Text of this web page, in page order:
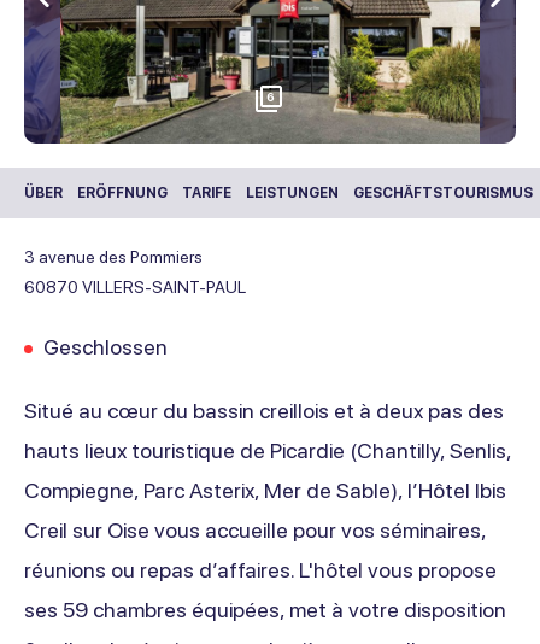
6
Vorherige
ÜBER ERÖFFNUNG TARIFE LEISTUNGEN GESCHÄFTSTOURISMUS
3 avenue des Pommiers
60870 VILLERS-SAINT-PAUL
Geschlossen
Situé au cœur du bassin creillois et à deux pas des
hauts lieux touristique de Picardie (Chantilly, Senlis,
Compiegne, Parc Asterix, Mer de Sable), l’Hôtel Ibis
Creil sur Oise vous accueille pour vos séminaires,
réunions ou repas d’affaires. L'hôtel vous propose
ses 59 chambres équipées, met à votre disposition